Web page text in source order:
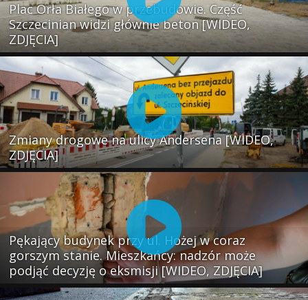
Plac Orła Białego w przebudowie. Część
Szczecinian widzi głównie beton [WIDEO,
ZDJĘCIA]
Zmiany drogowe na ulicy Andersena [WIDEO,
ZDJĘCIA]
Pękający budynek przy ul. Hożej w coraz
gorszym stanie. Mieszkańcy: nadzór może
podjąć decyzję o eksmisji [WIDEO, ZDJĘCIA]